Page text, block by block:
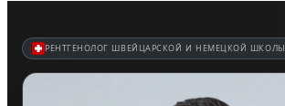
РЕНТГЕНОЛОГ ШВЕЙЦАРСКОЙ И НЕМЕЦКОЙ ШКОЛЫ